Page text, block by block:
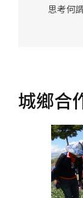
思考何
城鄉合